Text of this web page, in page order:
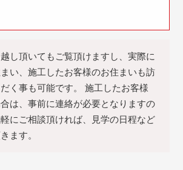
し頂いてもご覧頂けますし、実際に
い、施工したお客様のお住まいも訪
く事も可能です。
施工したお客様
は、事前に連絡が必要となりますの
にご相談頂ければ、見学の日程など
ます。